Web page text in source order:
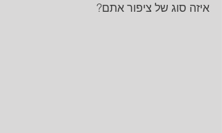
איזה סוג של ציפור אתם?